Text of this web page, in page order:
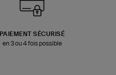
PAIEMENT SÉCURISÉ
en 3 ou 4 fois possible